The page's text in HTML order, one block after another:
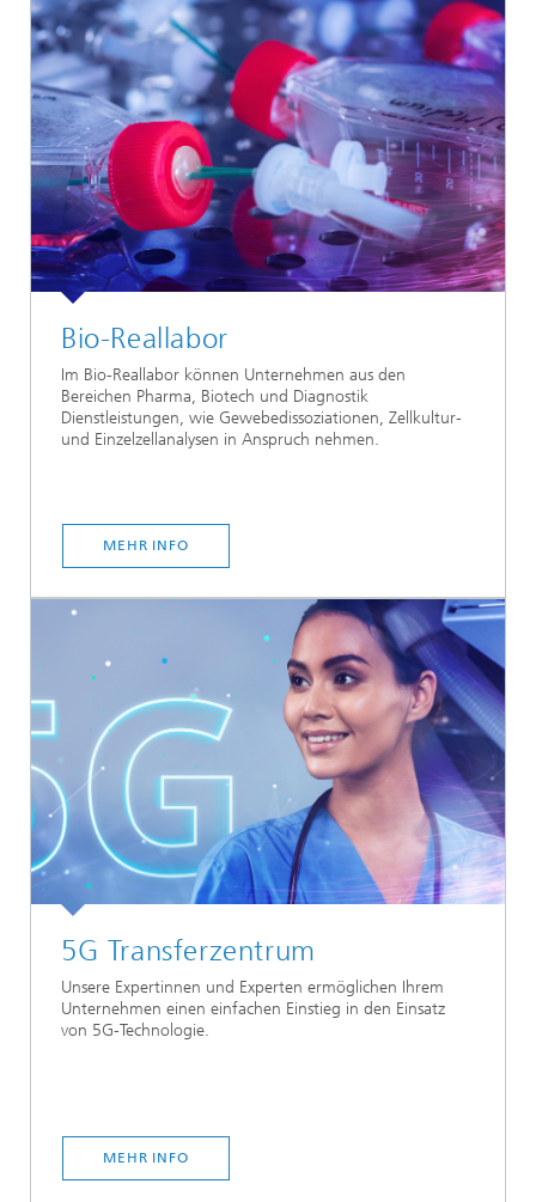
Bio-Reallabor
Im Bio-Reallabor können Unternehmen aus den
Bereichen Pharma, Biotech und Diagnostik
Dienstleistungen, wie Gewebedissoziationen, Zellkultur-
und Einzelzellanalysen in Anspruch nehmen.
MEHR INFO
5G Transferzentrum
Unsere Expertinnen und Experten ermöglichen Ihrem
Unternehmen einen einfachen Einstieg in den Einsatz
von 5G-Technologie.
MEHR INFO